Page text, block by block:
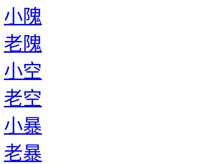
小隗
老隗
小空
老空
小暴
老暴